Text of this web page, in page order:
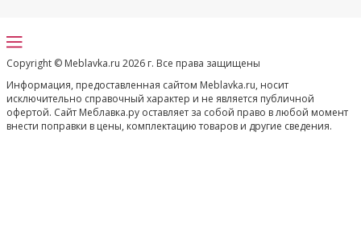
Copyright © Meblavka.ru 2026 г. Все права защищены
Информация, предоставленная сайтом Meblavka.ru, носит
исключительно справочный характер и не является публичной
офертой. Сайт Меблавка.ру оставляет за собой право в любой момент
внести поправки в цены, комплектацию товаров и другие сведения.